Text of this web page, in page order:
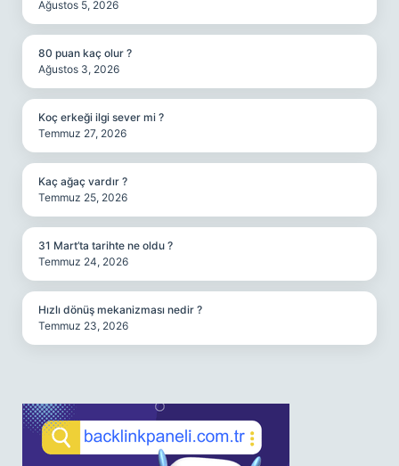
Ağustos 5, 2026
80 puan kaç olur ?
Ağustos 3, 2026
Koç erkeği ilgi sever mi ?
Temmuz 27, 2026
Kaç ağaç vardır ?
Temmuz 25, 2026
31 Mart’ta tarihte ne oldu ?
Temmuz 24, 2026
Hızlı dönüş mekanizması nedir ?
Temmuz 23, 2026